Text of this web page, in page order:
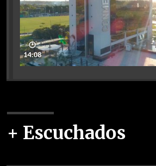
🕑
14:08
+ Escuchados